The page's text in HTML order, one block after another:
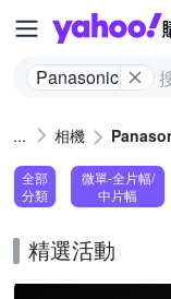
Panasonic
相機
全部
分類
微單-全片幅/
中片幅
精選活動